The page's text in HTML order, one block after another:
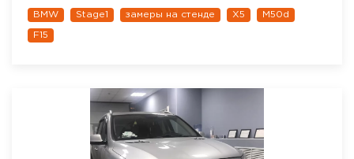
BMW Stage1 замеры на стенде X5 M50d
F15